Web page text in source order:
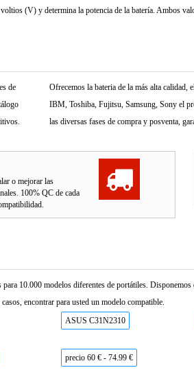
(V) y determina la potencia de la batería. Ambos
de
Ofrecemos la bateria de la más alta
IBM, Toshiba, Fujitsu, Samsung, Sony el
las diversas fases de compra y posventa,
o mejorar las
100% QC de cada
10.000 modelos diferentes de portátiles.
encontrar para usted un modelo compatible.
ASUS C31N2310
precio 60 € - 74.99 €